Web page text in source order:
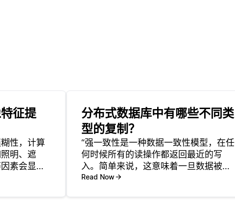
征提
性，计算
明、遮
素会显著
数据中提
分布式数据库中有哪些不同类
型的复制？
“强一致性是一种数据一致性模型，在任
何时候所有的读操作都返回最近的写
入。简单来说，这意味着一旦数据被更
新，随后的任何读取请求都将反映这一
Read Now